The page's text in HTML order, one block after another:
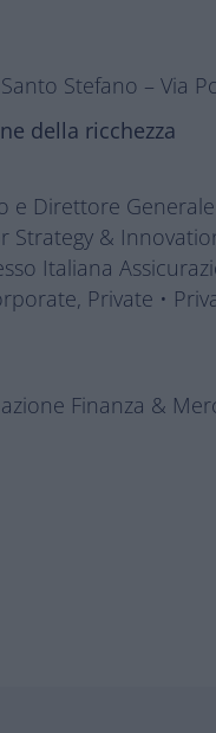
Stefano – Via
della ricchezza
e Direttore
Strategy &
Italiana
Private •
Finanza &